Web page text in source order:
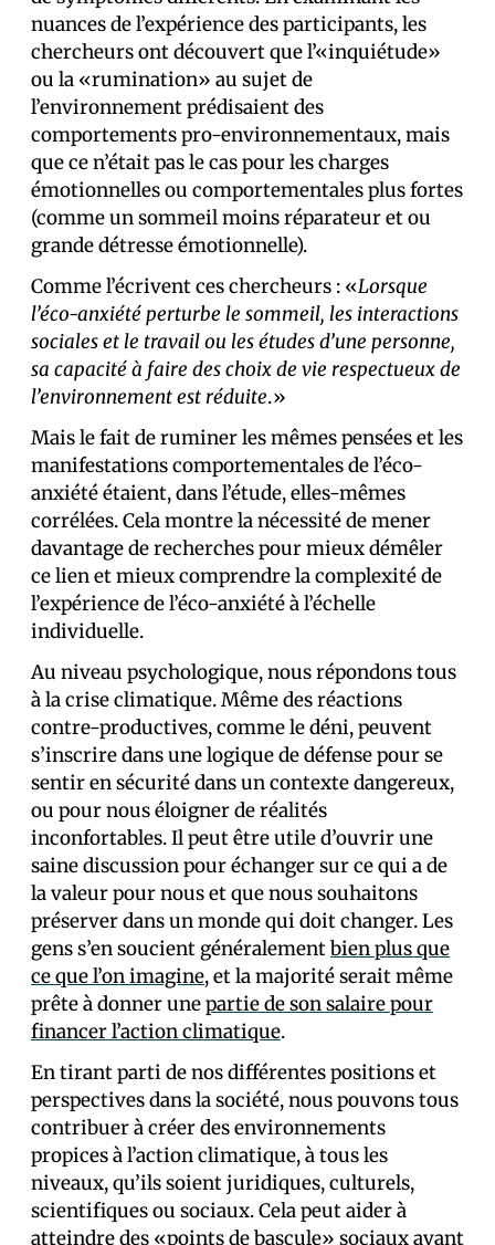
nuances de l’expérience des participants, les
chercheurs ont découvert que l’«inquiétude»
ou la «rumination» au sujet de
l’environnement prédisaient des
comportements pro-environnementaux, mais
que ce n’était pas le cas pour les charges
émotionnelles ou comportementales plus fortes
(comme un sommeil moins réparateur et ou
grande détresse émotionnelle).
Comme l’écrivent ces chercheurs : «Lorsque
l’éco-anxiété perturbe le sommeil, les interactions
sociales et le travail ou les études d’une personne,
sa capacité à faire des choix de vie respectueux de
l’environnement est réduite.»
Mais le fait de ruminer les mêmes pensées et les
manifestations comportementales de l’éco-
anxiété étaient, dans l’étude, elles-mêmes
corrélées. Cela montre la nécessité de mener
davantage de recherches pour mieux démêler
ce lien et mieux comprendre la complexité de
l’expérience de l’éco-anxiété à l’échelle
individuelle.
Au niveau psychologique, nous répondons tous
à la crise climatique. Même des réactions
contre-productives, comme le déni, peuvent
s’inscrire dans une logique de défense pour se
sentir en sécurité dans un contexte dangereux,
ou pour nous éloigner de réalités
inconfortables. Il peut être utile d’ouvrir une
saine discussion pour échanger sur ce qui a de
la valeur pour nous et que nous souhaitons
préserver dans un monde qui doit changer. Les
gens s’en soucient généralementbien plus que
ce que l’on imagine, et la majorité serait même
prête à donner unepartie de son salaire pour
financer l’action climatique.
En tirant parti de nos différentes positions et
perspectives dans la société, nous pouvons tous
contribuer à créer des environnements
propices à l’action climatique, à tous les
niveaux, qu’ils soient juridiques, culturels,
scientifiques ou sociaux. Cela peut aider à
atteindre des «points de bascule» sociauxavant